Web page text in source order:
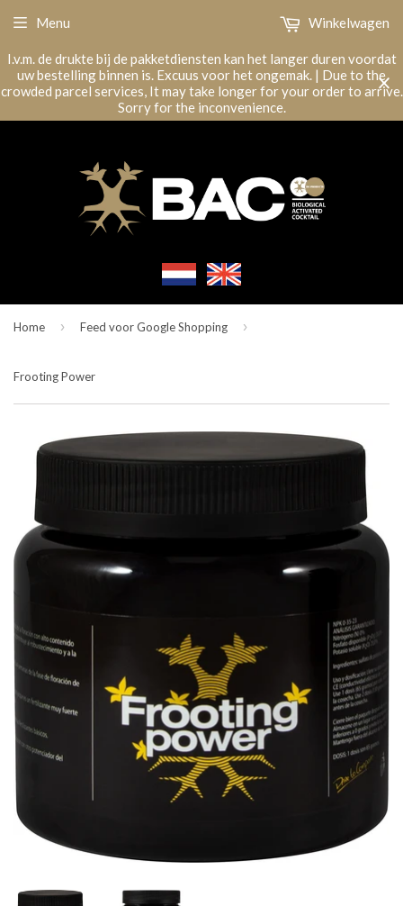
I.v.m. de drukte bij de pakketdiensten kan het langer duren voordat
uw bestelling binnen is. Excuus voor het ongemak. | Due to the
crowded parcel services, It may take longer for your order to arrive.
Sorry for the inconvenience.
Menu Winkelwagen
Home › Feed voor Google Shopping ›
Frooting Power